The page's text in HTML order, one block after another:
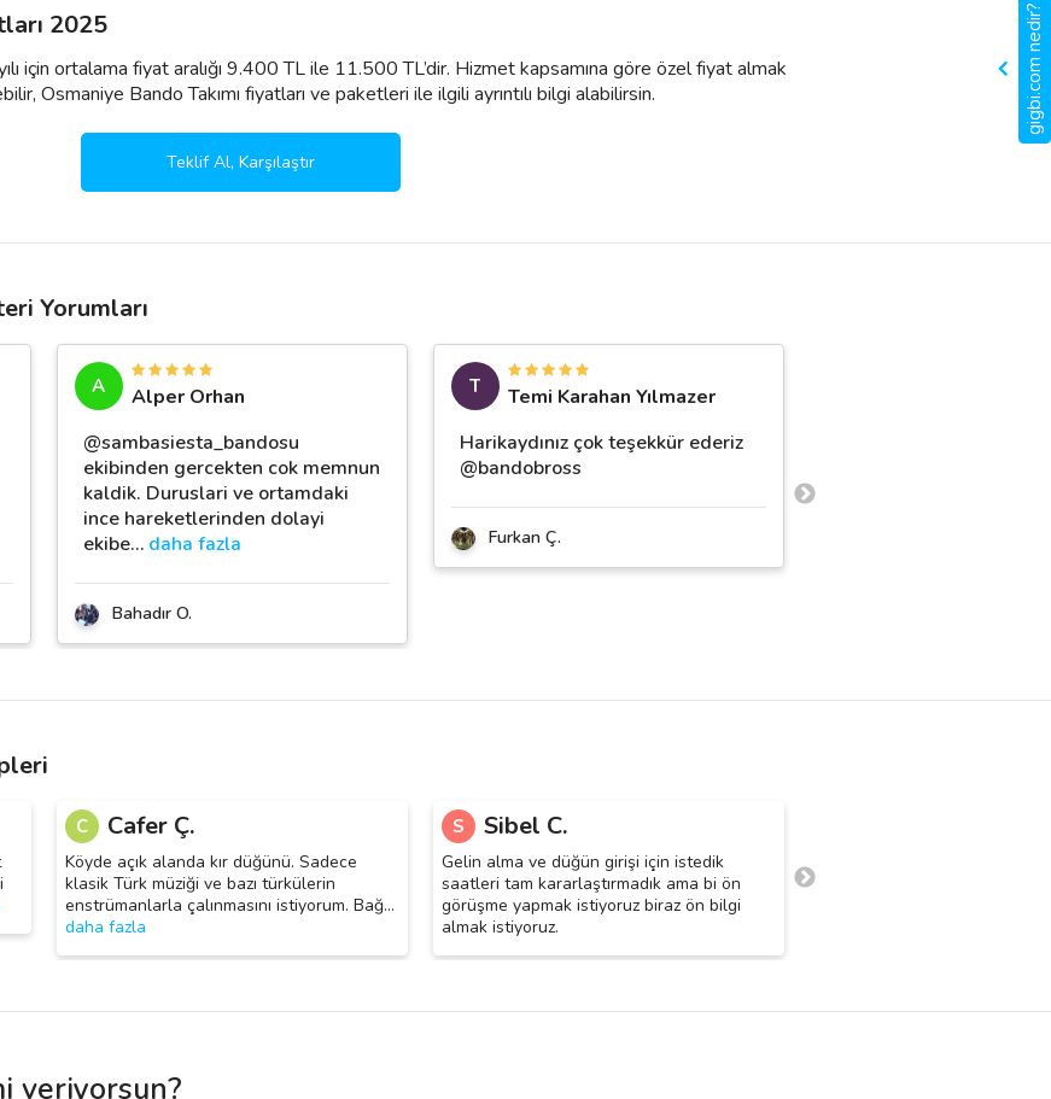
2025
için ortalama fiyat aralığı 9.400 TL ile 11.500 TL’dir. Hizmet kapsamına göre özel fiyat almak
Osmaniye Bando Takımı fiyatları ve paketleri ile ilgili ayrıntılı bilgi alabilirsin.
Teklif Al, Karşılaştır
Yorumları
A
Alper Orhan
@sambasiesta_bandosu
ekibinden gercekten cok memnun
kaldik. Duruslari ve ortamdaki
ince hareketlerinden dolayi
ekibe… daha fazla
Bahadır O.
T
Temi Karahan️️ Yılmazer
Harikaydınız çok teşekkür ederiz
@bandobross
Furkan Ç.
C Cafer Ç.
Köyde açık alanda kır düğünü. Sadece
klasik Türk müziği ve bazı türkülerin
enstrümanlarla çalınmasını istiyorum. Bağ…
daha fazla
S Sibel C.
Gelin alma ve düğün girişi için istedik
saatleri tam kararlaştırmadık ama bi ön
görüşme yapmak istiyoruz biraz ön bilgi
almak istiyoruz.
veriyorsun?
gigbi.com nedir?